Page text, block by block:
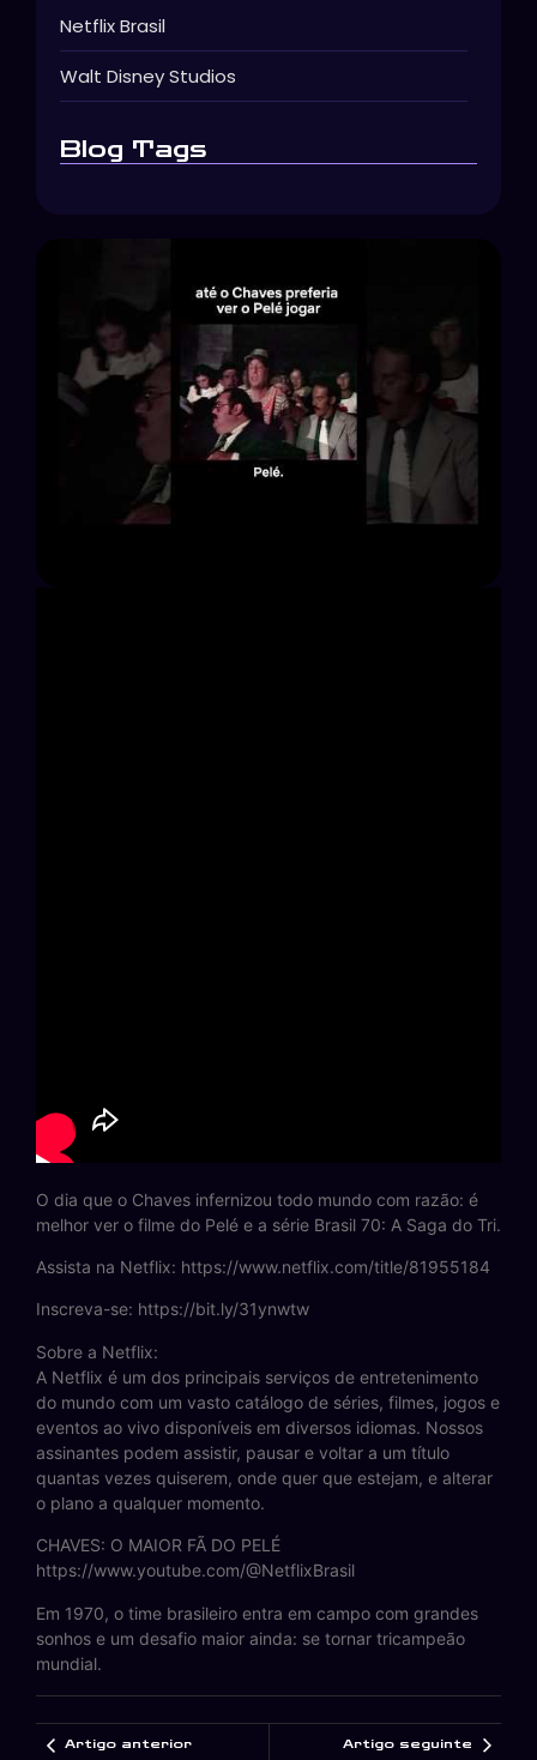
Netflix Brasil
Walt Disney Studios
Blog Tags
O dia que o Chaves infernizou todo mundo com razão: é
melhor ver o filme do Pelé e a série Brasil 70: A Saga do Tri.
Assista na Netflix: https://www.netflix.com/title/81955184
Inscreva-se: https://bit.ly/31ynwtw
Sobre a Netflix:
A Netflix é um dos principais serviços de entretenimento
do mundo com um vasto catálogo de séries, filmes, jogos e
eventos ao vivo disponíveis em diversos idiomas. Nossos
assinantes podem assistir, pausar e voltar a um título
quantas vezes quiserem, onde quer que estejam, e alterar
o plano a qualquer momento.
CHAVES: O MAIOR FÃ DO PELÉ
https://www.youtube.com/@NetflixBrasil
Em 1970, o time brasileiro entra em campo com grandes
sonhos e um desafio maior ainda: se tornar tricampeão
mundial.
Artigo anterior Artigo seguinte